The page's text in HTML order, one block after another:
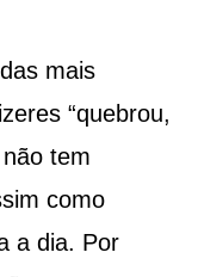
mais
“quebrou,
tem
como
a dia. Por